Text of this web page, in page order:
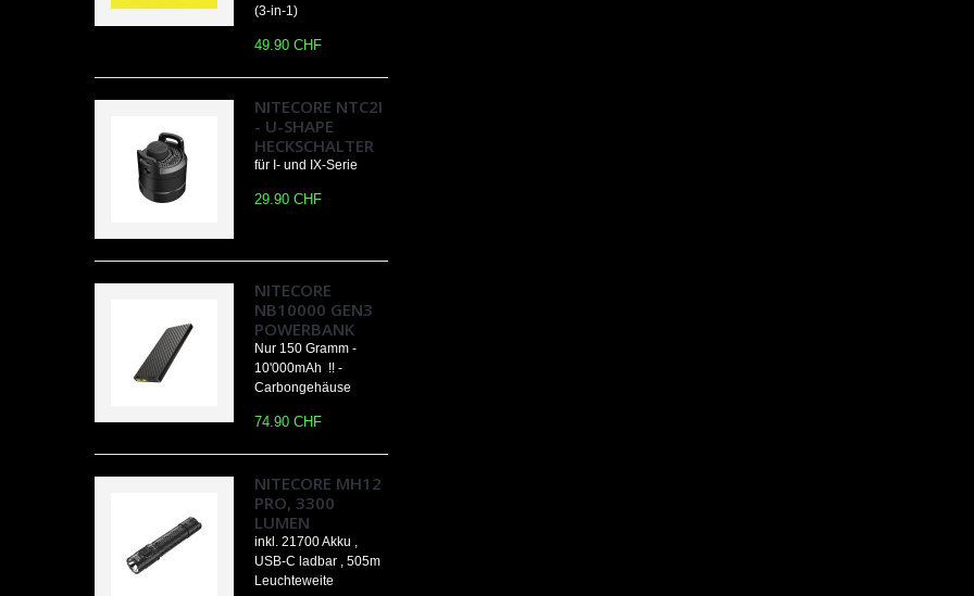
(3-in-1)
49.90 CHF
NITECORE NTC2I
- U-SHAPE
HECKSCHALTER
für I- und IX-Serie
29.90 CHF
NITECORE
NB10000 GEN3
POWERBANK
Nur 150 Gramm -
10'000mAh !! -
Carbongehäuse
74.90 CHF
NITECORE MH12
PRO, 3300
LUMEN
inkl. 21700 Akku ,
USB-C ladbar , 505m
Leuchteweite